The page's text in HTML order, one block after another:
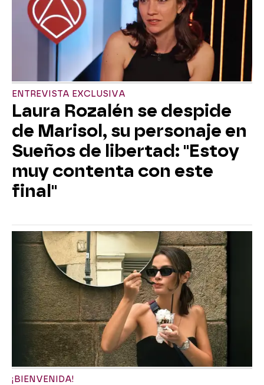
ENTREVISTA EXCLUSIVA
Laura Rozalén se despide
de Marisol, su personaje en
Sueños de libertad: "Estoy
muy contenta con este
final"
¡BIENVENIDA!